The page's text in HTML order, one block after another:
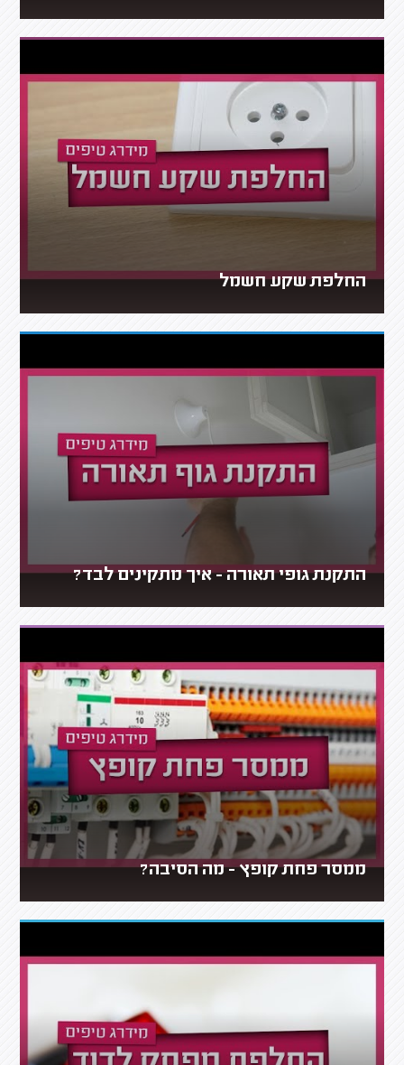
החלפת שקע חשמל
התקנת גופי תאורה - איך מתקינים לבד?
ממסר פחת קופץ - מה הסיבה?